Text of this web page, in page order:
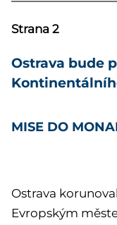
Strana 2
Ostrava bude
MISE DO
Ostrava
Evropským